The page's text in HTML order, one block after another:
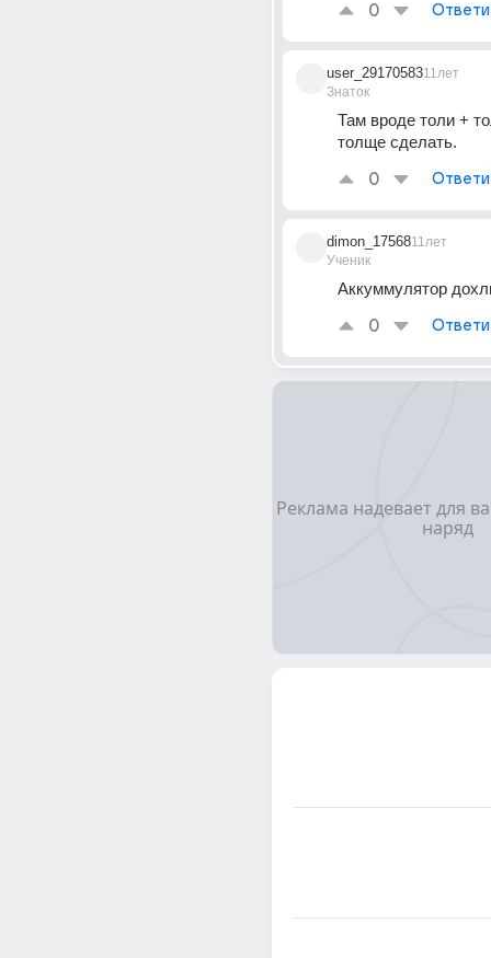
0
user_29170583
Знаток
11лет
Там вроде толи +
толще сделать.
0
dimon_17568
Ученик
11лет
Аккуммулятор
0